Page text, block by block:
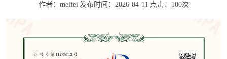
作者：meifei 发布时间：2026-04-11 点击：100次